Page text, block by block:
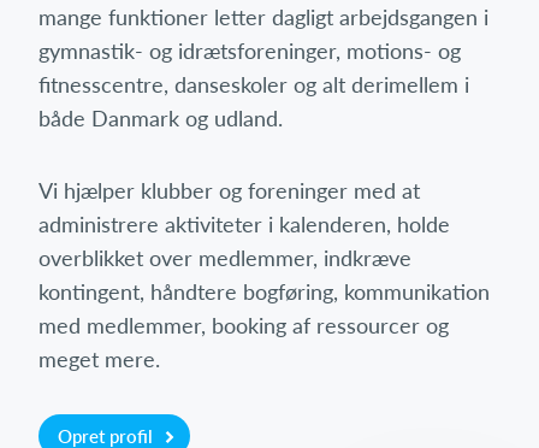
mange funktioner letter dagligt arbejdsgangen i
gymnastik- og idrætsforeninger, motions- og
fitnesscentre, danseskoler og alt derimellem i
både Danmark og udland.
Vi hjælper klubber og foreninger med at
administrere aktiviteter i kalenderen, holde
overblikket over medlemmer, indkræve
kontingent, håndtere bogføring, kommunikation
med medlemmer, booking af ressourcer og
meget mere.
Opret profil